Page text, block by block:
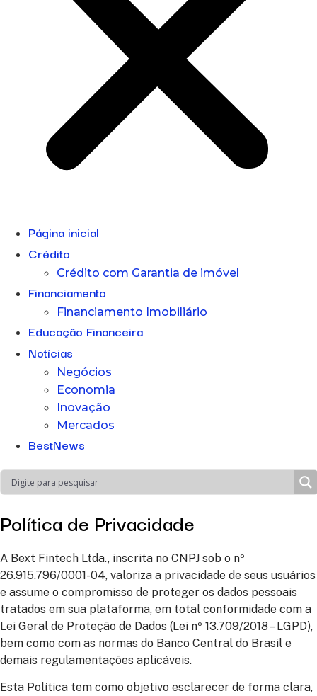
Página inicial
Crédito
Crédito com Garantia de imóvel
Financiamento
Financiamento Imobiliário
Educação Financeira
Notícias
Negócios
Economia
Inovação
Mercados
BestNews
Política de Privacidade
A Bext Fintech Ltda., inscrita no CNPJ sob o nº
26.915.796/0001-04, valoriza a privacidade de seus usuários
e assume o compromisso de proteger os dados pessoais
tratados em sua plataforma, em total conformidade com a
Lei Geral de Proteção de Dados (Lei nº 13.709/2018 – LGPD),
bem como com as normas do Banco Central do Brasil e
demais regulamentações aplicáveis.
Esta Política tem como objetivo esclarecer de forma clara,